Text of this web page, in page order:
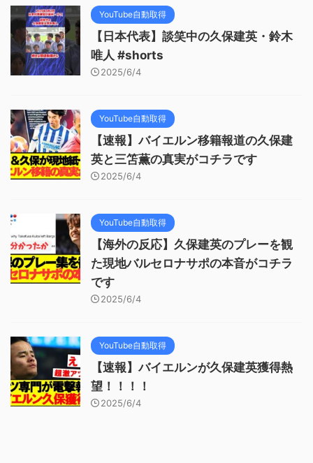
YouTube自動取得
【日本代表】談笑中の久保建英・鈴木
唯人 #shorts
2025/6/4
YouTube自動取得
【速報】バイエルン移籍報道の久保建
英と三笘薫の真実がコチラです
2025/6/4
YouTube自動取得
【海外の反応】久保建英のプレーを観
た現地バルセロナサポの本音がコチラ
です
2025/6/4
YouTube自動取得
【速報】バイエルンが久保建英獲得熱
望！！！！
2025/6/4